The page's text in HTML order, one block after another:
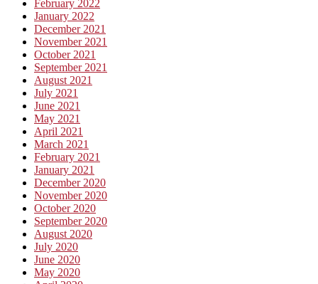
February 2022
January 2022
December 2021
November 2021
October 2021
September 2021
August 2021
July 2021
June 2021
May 2021
April 2021
March 2021
February 2021
January 2021
December 2020
November 2020
October 2020
September 2020
August 2020
July 2020
June 2020
May 2020